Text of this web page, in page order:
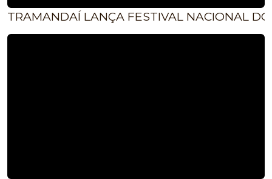
TRAMANDAÍ LANÇA FESTIVAL NACIONAL